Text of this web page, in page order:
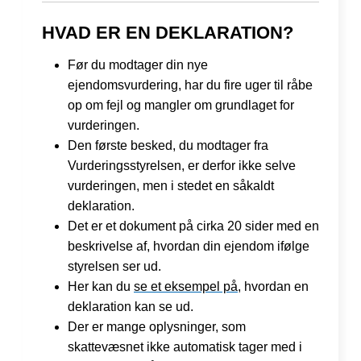
HVAD ER EN DEKLARATION?
Før du modtager din nye
ejendomsvurdering, har du fire uger til råbe
op om fejl og mangler om grundlaget for
vurderingen.
Den første besked, du modtager fra
Vurderingsstyrelsen, er derfor ikke selve
vurderingen, men i stedet en såkaldt
deklaration.
Det er et dokument på cirka 20 sider med en
beskrivelse af, hvordan din ejendom ifølge
styrelsen ser ud.
Her kan du se et eksempel på, hvordan en
deklaration kan se ud.
Der er mange oplysninger, som
skattevæsnet ikke automatisk tager med i